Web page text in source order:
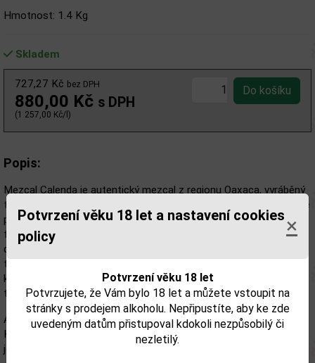
Potvrzení věku 18 let a nastavení cookies
policy
×
Potvrzení věku 18 let
Potvrzujete, že Vám bylo 18 let a můžete vstoupit na
stránky s prodejem alkoholu. Nepřipustíte, aby ke zde
uvedeným datům přistupoval kdokoli nezpůsobilý či
nezletilý.
Hmotnost: 1.4 Kg
Skladem
727,27 Kč bez DPH
880,00 Kč s DPH
(1 257,00 Kč/l)
Popis:
Mezcal Calenda je autentický mezcal z regionu Oaxaca, vyráběný
tradičním způsobem z agáve Espadín a Mexicano. Srdce agáve se
pomalu pečou v podzemních pecích, následně přirozeně
fermentují a destilují v měděných kotlích. Tento řemeslný proces
dodává destilátu bohatý chuťový profil s výraznými kouřovými
tóny a zachovává přirozenou esenci agáve. Mezcal patří do
kategorie Joven, což znamená, že není zráním ovlivněn – zůstává
tak dokonale čistý, autentický a plný charakteru.
AROMA:
Kouřové a zemité tóny doplněné o svěží citrusy, čerstvé bylinky a
jemnou sladkost pečené agáve s lehkým nádechem karamelu.